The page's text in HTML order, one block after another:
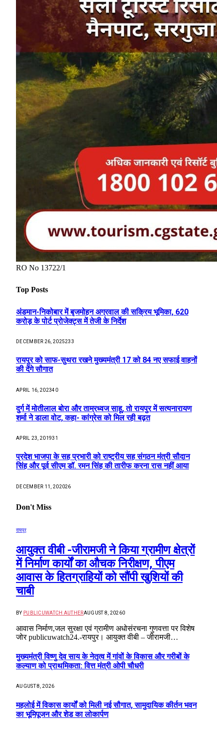
RO No 13722/1
Top Posts
अंडमान-निकोबार में बृजमोहन अग्रवाल की सक्रिय भूमिका, 620
करोड़ के पोर्ट प्रोजेक्ट्स में तेजी के निर्देश
DECEMBER 26, 2025233
रायपुर को साफ-सुथरा रखने मुख्यमंत्री 17 को 84 नए सफाई वाहनों
की देंगे सौगात
APRIL 16, 202340
दुर्ग में मोतीलाल बोरा और ताम्रध्वज साहू, तो रायपुर में सत्यनारायण
शर्मा ने डाला वोट, कहा- कांग्रेस को मिल रही बढ़त
APRIL 23, 201931
प्रदेश भाजपा के सह प्रभारी को राष्ट्रीय सह संगठन मंत्री सौदान
सिंह और पूर्व सीएम डॉ. रमन सिंह की तारीफ करना रास नहीं आया
DECEMBER 11, 202026
Don't Miss
रायपुर
आयुक्त वीबी -जीरामजी ने किया ग्रामीण क्षेत्रों
में निर्माण कार्यों का औचक निरीक्षण, पीएम
आवास के हितग्राहियों को सौंपी खुशियों की
चाबी
BY PUBLICUWATCH AUTHERAUGUST 8, 20260
आवास निर्माण,जल सुरक्षा एवं ग्रामीण अधोसंरचना गुणवत्ता पर विशेष
जोर publicuwatch24.-रायपुर। आयुक्त वीबी – जीरामजी…
मुख्यमंत्री विष्णु देव साय के नेतृत्व में गांवों के विकास और गरीबों के
कल्याण को प्राथमिकता: वित्त मंत्री ओपी चौधरी
AUGUST 8, 2026
महलोई में विकास कार्यों को मिली नई सौगात, सामुदायिक कीर्तन भवन
का भूमिपूजन और शेड का लोकार्पण